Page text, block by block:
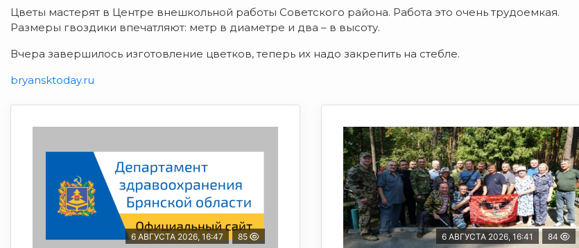
Цветы мастерят в Центре внешкольной работы Советского района. Работа это очень трудоемкая.
Размеры гвоздики впечатляют: метр в диаметре и два – в высоту.
Вчера завершилось изготовление цветков, теперь их надо закрепить на стебле.
bryansktoday.ru
6 АВГУСТА 2026, 16:47 85 6 АВГУСТА 2026, 16:41 84